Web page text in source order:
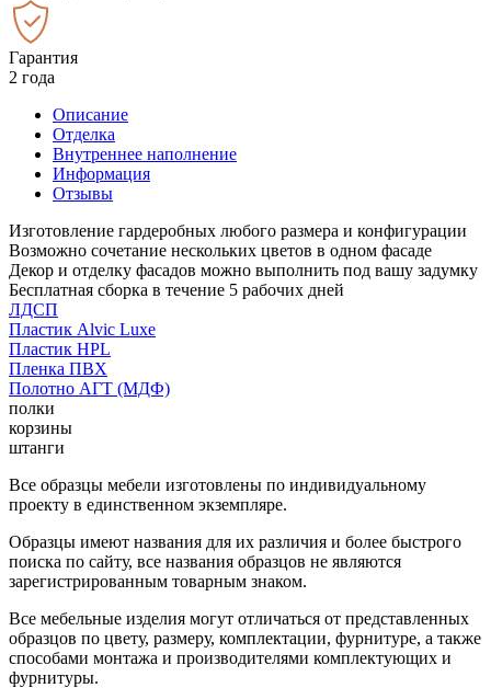
Гарантия
2 года
Описание
Отделка
Внутреннее наполнение
Информация
Отзывы
Изготовление гардеробных любого размера и конфигурации
Возможно сочетание нескольких цветов в одном фасаде
Декор и отделку фасадов можно выполнить под вашу задумку
Бесплатная сборка в течение 5 рабочих дней
ЛДСП
Пластик Alvic Luxe
Пластик HPL
Пленка ПВХ
Полотно АГТ (МДФ)
полки
корзины
штанги
Все образцы мебели изготовлены по индивидуальному
проекту в единственном экземпляре.
Образцы имеют названия для их различия и более быстрого
поиска по сайту, все названия образцов не являются
зарегистрированным товарным знаком.
Все мебельные изделия могут отличаться от представленных
образцов по цвету, размеру, комплектации, фурнитуре, а также
способами монтажа и производителями комплектующих и
фурнитуры.